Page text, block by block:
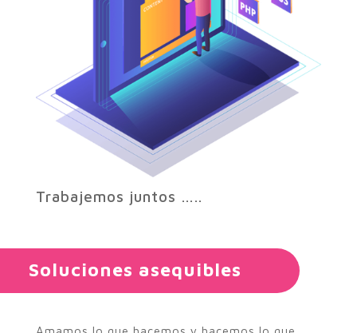
Trabajemos juntos …..
Soluciones asequibles